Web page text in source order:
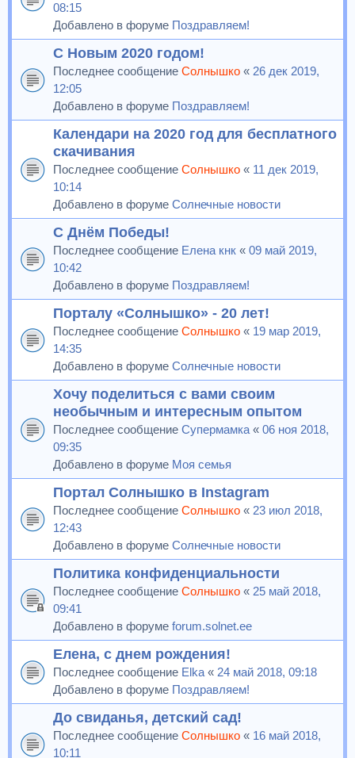
08:15
Добавлено в форуме Поздравляем!
С Новым 2020 годом!
Последнее сообщение Солнышко « 26 дек 2019,
12:05
Добавлено в форуме Поздравляем!
Календари на 2020 год для бесплатного
скачивания
Последнее сообщение Солнышко « 11 дек 2019,
10:14
Добавлено в форуме Солнечные новости
С Днём Победы!
Последнее сообщение Елена кнк « 09 май 2019,
10:42
Добавлено в форуме Поздравляем!
Порталу «Солнышко» - 20 лет!
Последнее сообщение Солнышко « 19 мар 2019,
14:35
Добавлено в форуме Солнечные новости
Хочу поделиться с вами своим
необычным и интересным опытом
Последнее сообщение Супермамка « 06 ноя 2018,
09:35
Добавлено в форуме Моя семья
Портал Солнышко в Instagram
Последнее сообщение Солнышко « 23 июл 2018,
12:43
Добавлено в форуме Солнечные новости
Политика конфиденциальности
Последнее сообщение Солнышко « 25 май 2018,
09:41
Добавлено в форуме forum.solnet.ee
Елена, с днем рождения!
Последнее сообщение Elka « 24 май 2018, 09:18
Добавлено в форуме Поздравляем!
До свиданья, детский сад!
Последнее сообщение Солнышко « 16 май 2018,
10:11